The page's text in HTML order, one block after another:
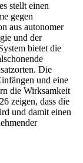
stellt einen
gegen
aus autonomer
und der
bietet die
Die
und eine
die Wirksamkeit
zeigen, dass die
und damit einen